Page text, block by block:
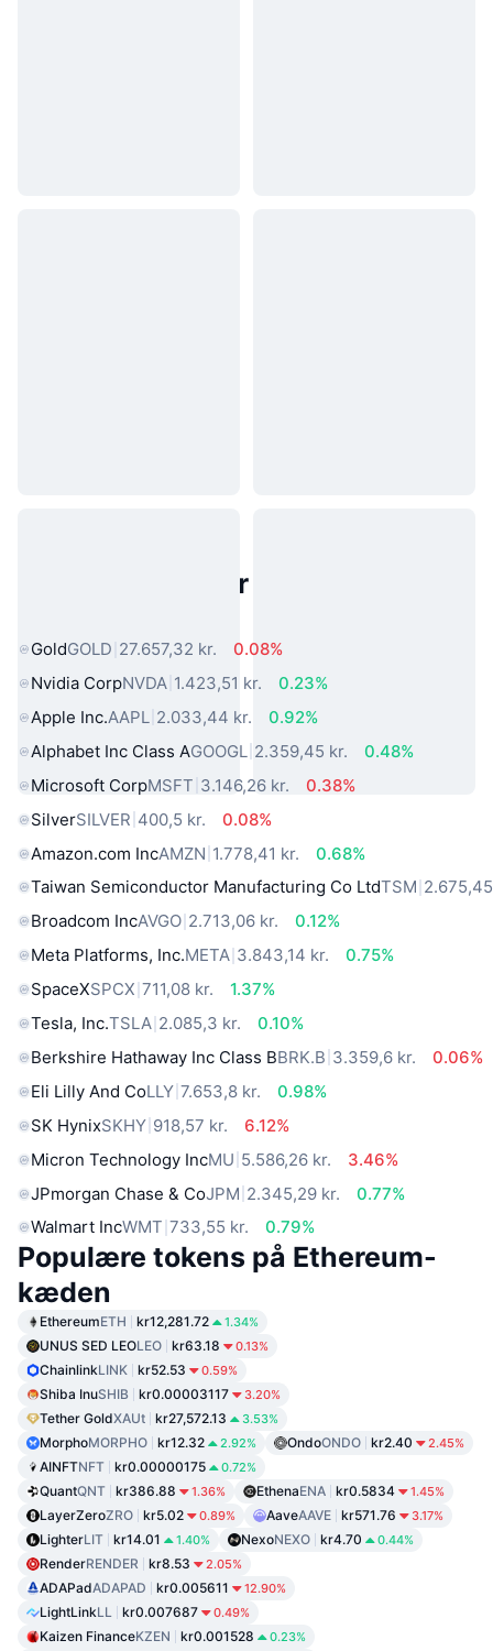
Populære aktiver fra den virkelige
GoldGOLD 27.657,32 kr.
0.08%
Nvidia CorpNVDA 1.423,51 kr.
0.23%
Apple Inc.AAPL 2.033,44 kr.
0.92%
Alphabet Inc Class AGOOGL 2.359,45 kr.
0.48%
Microsoft CorpMSFT 3.146,26 kr.
0.38%
SilverSILVER 400,5 kr.
0.08%
Amazon.com IncAMZN 1.778,41 kr.
0.68%
Taiwan Semiconductor Manufacturing Co LtdTSM
Broadcom IncAVGO 2.713,06 kr.
0.12%
Meta Platforms, Inc.META 3.843,14 kr.
0.75%
SpaceXSPCX 711,08 kr.
1.37%
Tesla, Inc.TSLA 2.085,3 kr.
0.10%
Berkshire Hathaway Inc Class BBRK.B 3.359,6 kr.
0.06%
Eli Lilly And CoLLY 7.653,8 kr.
0.98%
SK HynixSKHY 918,57 kr.
6.12%
Micron Technology IncMU 5.586,26 kr.
3.46%
JPmorgan Chase & CoJPM 2.345,29 kr.
0.77%
Walmart IncWMT 733,55 kr. 0.79%
Populære tokens på Ethereum-
kæden
EthereumETH kr12,281.72 1.34%
UNUS SED LEOLEO kr63.18 0.13%
ChainlinkLINK kr52.53 0.59%
Shiba InuSHIB kr0.00003117 3.20%
Tether GoldXAUt kr27,572.13 3.53%
MorphoMORPHO kr12.32 2.92% OndoONDO kr2.40 2.45%
AINFTNFT kr0.00000175 0.72%
QuantQNT kr386.88 1.36% EthenaENA kr0.5834 1.45%
LayerZeroZRO kr5.02 0.89% AaveAAVE kr571.76 3.17%
LighterLIT kr14.01 1.40% NexoNEXO kr4.70 0.44%
RenderRENDER kr8.53 2.05%
ADAPadADAPAD kr0.005611 12.90%
LightLinkLL kr0.007687 0.49%
Kaizen FinanceKZEN kr0.001528 0.23%